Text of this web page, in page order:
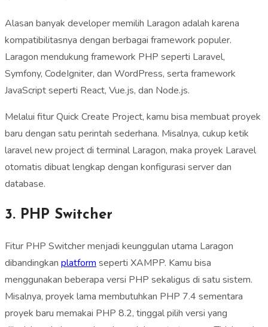
Alasan banyak developer memilih Laragon adalah karena
kompatibilitasnya dengan berbagai framework populer.
Laragon mendukung framework PHP seperti Laravel,
Symfony, CodeIgniter, dan WordPress, serta framework
JavaScript seperti React, Vue.js, dan Node.js.
Melalui fitur Quick Create Project, kamu bisa membuat proyek
baru dengan satu perintah sederhana. Misalnya, cukup ketik
laravel new project di terminal Laragon, maka proyek Laravel
otomatis dibuat lengkap dengan konfigurasi server dan
database.
3. PHP Switcher
Fitur PHP Switcher menjadi keunggulan utama Laragon
dibandingkan platform seperti XAMPP. Kamu bisa
menggunakan beberapa versi PHP sekaligus di satu sistem.
Misalnya, proyek lama membutuhkan PHP 7.4 sementara
proyek baru memakai PHP 8.2, tinggal pilih versi yang